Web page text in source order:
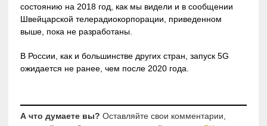
состоянию на 2018 год, как мы видели и в сообщении
Швейцарской телерадиокорпорации, приведенном
выше, пока не разработаны.
В России, как и большинстве других стран, запуск 5G
ожидается не ранее, чем после 2020 года.
А что думаете вы? Оставляйте свои комментарии,